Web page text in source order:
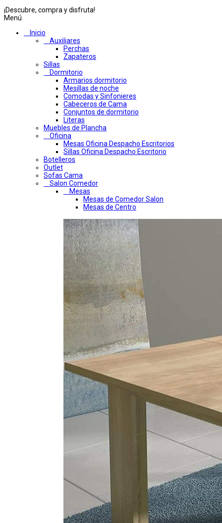
¡Descubre, compra y disfruta!
Menú
Inicio
Auxiliares
Perchas
Zapateros
Sillas
Dormitorio
Armarios dormitorio
Mesillas de noche
Comodas y Sinfonieres
Cabeceros de Cama
Conjuntos de dormitorio
Literas
Muebles de Plancha
Oficina
Mesas Oficina Despacho Escritorios
Sillas Oficina Despacho Escritorio
Botelleros
Outlet
Sofas Cama
Salon Comedor
Mesas
Mesas de Comedor Salon
Mesas de Centro